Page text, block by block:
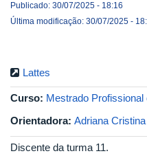
Publicado: 30/07/2025 - 18:16
Última modificação: 30/07/2025 -
Lattes
Curso: Mestrado Profissional
Orientadora: Adriana
Discente da turma 11.